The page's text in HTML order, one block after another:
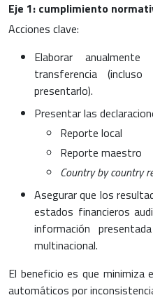
Eje 1: cumplimiento
Acciones clave:
Elaborar
transferencia
presentarlo).
Presentar las
Reporte local
Reporte maestro
Country by country
Asegurar que los
estados financieros
información
multinacional.
El beneficio es que
automáticos por